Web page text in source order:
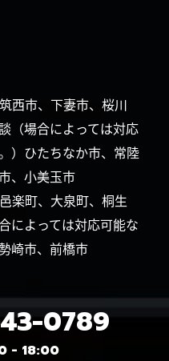
西市、下妻市、桜川
（場合によっては対応
）ひたちなか市、常陸
、小美玉市
楽町、大泉町、桐生
によっては対応可能な
崎市、前橋市
0789
- 18:00